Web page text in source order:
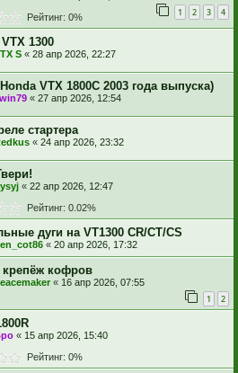
1 2 3 4
Рейтинг: 0%
1300
S « 28 апр 2026, 22:27
VTX 1800C 2003 года выпуска)
« 27 апр 2026, 12:54
стартера
« 24 апр 2026, 23:32
« 22 апр 2026, 12:47
Рейтинг: 0.02%
дуги на VT1300 CR/CT/CS
« 20 апр 2026, 17:32
кофров
« 16 апр 2026, 07:55
1 2
« 15 апр 2026, 15:40
Рейтинг: 0%